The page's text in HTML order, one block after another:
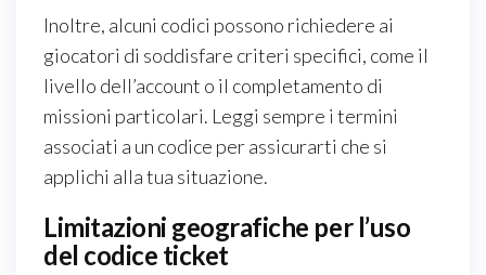
Inoltre, alcuni codici possono richiedere ai
giocatori di soddisfare criteri specifici, come il
livello dell’account o il completamento di
missioni particolari. Leggi sempre i termini
associati a un codice per assicurarti che si
applichi alla tua situazione.
Limitazioni geografiche per l’uso
del codice ticket